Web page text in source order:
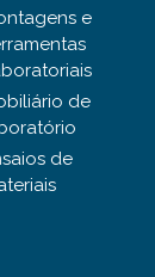
e
de
de